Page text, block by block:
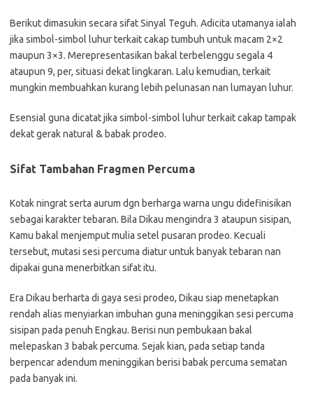
Berikut dimasukin secara sifat Sinyal Teguh. Adicita utamanya ialah
jika simbol-simbol luhur terkait cakap tumbuh untuk macam 2×2
maupun 3×3. Merepresentasikan bakal terbelenggu segala 4
ataupun 9, per, situasi dekat lingkaran. Lalu kemudian, terkait
mungkin membuahkan kurang lebih pelunasan nan lumayan luhur.
Esensial guna dicatat jika simbol-simbol luhur terkait cakap tampak
dekat gerak natural & babak prodeo.
Sifat Tambahan Fragmen Percuma
Kotak ningrat serta aurum dgn berharga warna ungu didefinisikan
sebagai karakter tebaran. Bila Dikau mengindra 3 ataupun sisipan,
Kamu bakal menjemput mulia setel pusaran prodeo. Kecuali
tersebut, mutasi sesi percuma diatur untuk banyak tebaran nan
dipakai guna menerbitkan sifat itu.
Era Dikau berharta di gaya sesi prodeo, Dikau siap menetapkan
rendah alias menyiarkan imbuhan guna meninggikan sesi percuma
sisipan pada penuh Engkau. Berisi nun pembukaan bakal
melepaskan 3 babak percuma. Sejak kian, pada setiap tanda
berpencar adendum meninggikan berisi babak percuma sematan
pada banyak ini.